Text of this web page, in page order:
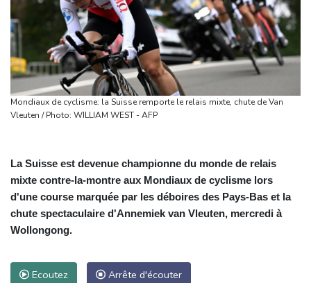
Mondiaux de cyclisme: la Suisse remporte le relais mixte, chute de Van
Vleuten / Photo: WILLIAM WEST - AFP
La Suisse est devenue championne du monde de relais
mixte contre-la-montre aux Mondiaux de cyclisme lors
d'une course marquée par les déboires des Pays-Bas et la
chute spectaculaire d'Annemiek van Vleuten, mercredi à
Wollongong.
Ecoutez Arrête d'écouter